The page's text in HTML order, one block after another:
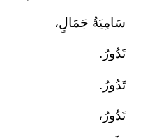
سَامِيَةُ جَمَالٍ،
تَدُورُ.
تَدُورُ.
تَدُورُ،